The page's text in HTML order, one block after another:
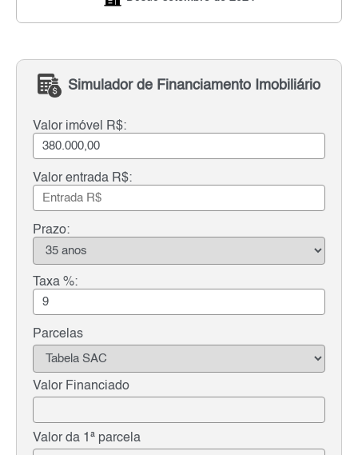
Simulador de Financiamento Imobiliário
Valor imóvel R$:
Valor entrada R$:
Prazo:
Taxa %:
Parcelas
Valor Financiado
Valor da 1ª parcela